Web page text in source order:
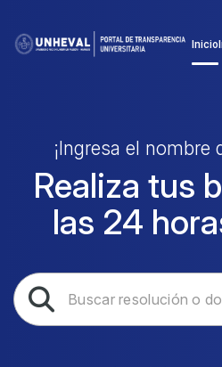
Inicio
¡Ingresa el nombre
Encuentra el
que